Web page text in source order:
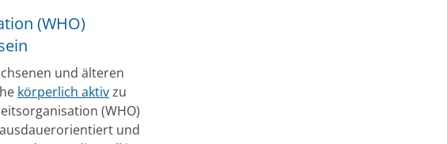
(WHO)
und älteren
körperlich aktivzu
(WHO)
und